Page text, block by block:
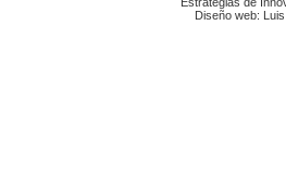
Diseño web: